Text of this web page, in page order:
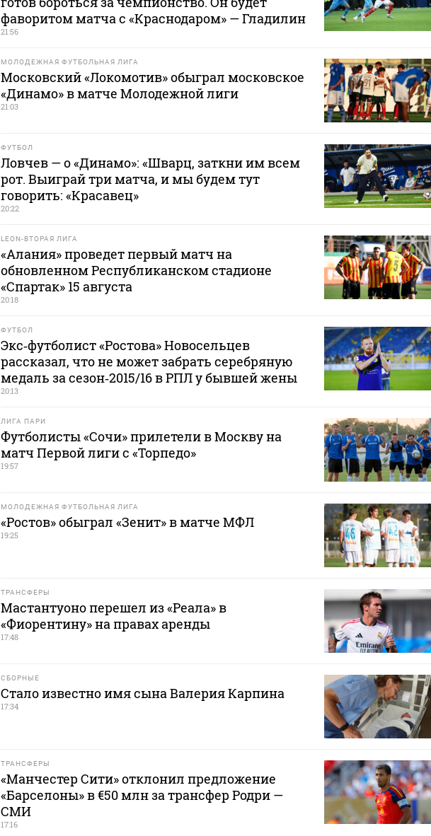
фаворитом матча с «Краснодаром» — Гладилин
21:56
МОЛОДЕЖНАЯ ФУТБОЛЬНАЯ ЛИГА
Московский «Локомотив» обыграл московское
«Динамо» в матче Молодежной лиги
21:03
ФУТБОЛ
Ловчев — о «Динамо»: «Шварц, заткни им всем
рот. Выиграй три матча, и мы будем тут
говорить: «Красавец»
20:22
LEON-ВТОРАЯ ЛИГА
«Алания» проведет первый матч на
обновленном Республиканском стадионе
«Спартак» 15 августа
20:18
ФУТБОЛ
Экс‑футболист «Ростова» Новосельцев
рассказал, что не может забрать серебряную
медаль за сезон‑2015/16 в РПЛ у бывшей жены
20:13
ЛИГА ПАРИ
Футболисты «Сочи» прилетели в Москву на
матч Первой лиги с «Торпедо»
19:57
МОЛОДЕЖНАЯ ФУТБОЛЬНАЯ ЛИГА
«Ростов» обыграл «Зенит» в матче МФЛ
19:25
ТРАНСФЕРЫ
Мастантуоно перешел из «Реала» в
«Фиорентину» на правах аренды
17:48
СБОРНЫЕ
Стало известно имя сына Валерия Карпина
17:34
ТРАНСФЕРЫ
«Манчестер Сити» отклонил предложение
«Барселоны» в €50 млн за трансфер Родри —
СМИ
17:16